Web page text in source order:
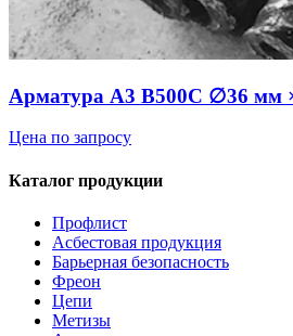
Арматура А3 В500С ∅36 мм
Цена по запросу
Каталог продукции
Профлист
Асбестовая продукция
Барьерная безопасность
Фреон
Цепи
Метизы